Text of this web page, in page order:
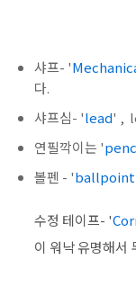
샤프- '
다.
샤프심- 'lead' ,
연필깍이는 '
볼펜 - '
수정 테이프- '
이 워낙 유명해